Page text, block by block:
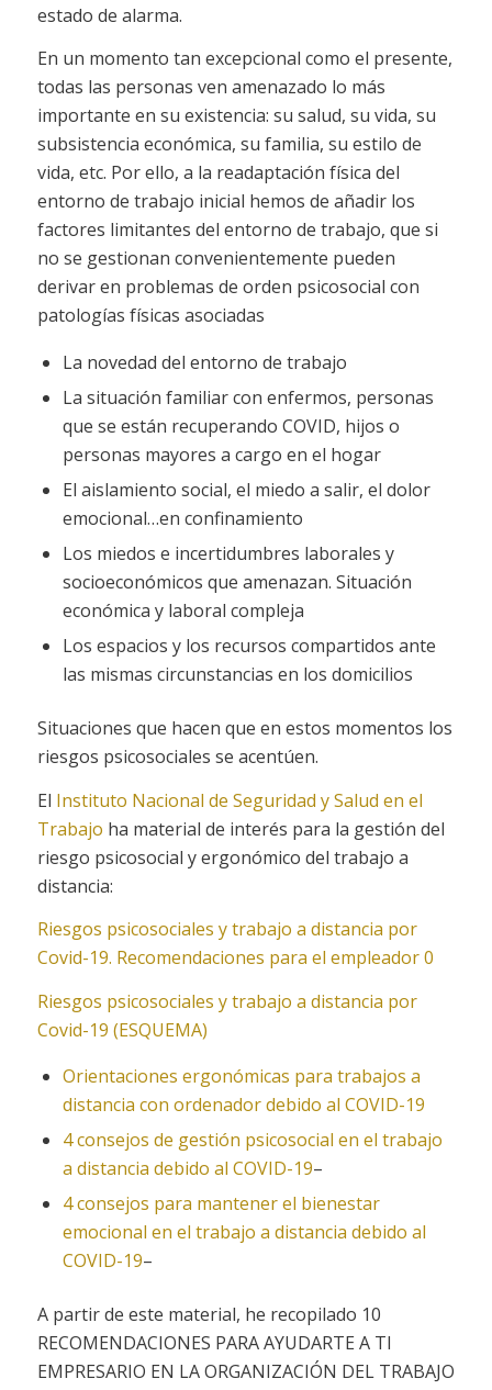
estado de alarma.
En un momento tan excepcional como el presente,
todas las personas ven amenazado lo más
importante en su existencia: su salud, su vida, su
subsistencia económica, su familia, su estilo de
vida, etc. Por ello, a la readaptación física del
entorno de trabajo inicial hemos de añadir los
factores limitantes del entorno de trabajo, que si
no se gestionan convenientemente pueden
derivar en problemas de orden psicosocial con
patologías físicas asociadas
La novedad del entorno de trabajo
La situación familiar con enfermos, personas
que se están recuperando COVID, hijos o
personas mayores a cargo en el hogar
El aislamiento social, el miedo a salir, el dolor
emocional…en confinamiento
Los miedos e incertidumbres laborales y
socioeconómicos que amenazan. Situación
económica y laboral compleja
Los espacios y los recursos compartidos ante
las mismas circunstancias en los domicilios
Situaciones que hacen que en estos momentos los
riesgos psicosociales se acentúen.
El Instituto Nacional de Seguridad y Salud en el
Trabajo ha material de interés para la gestión del
riesgo psicosocial y ergonómico del trabajo a
distancia:
Riesgos psicosociales y trabajo a distancia por
Covid-19. Recomendaciones para el empleador 0
Riesgos psicosociales y trabajo a distancia por
Covid-19 (ESQUEMA)
Orientaciones ergonómicas para trabajos a
distancia con ordenador debido al COVID-19
4 consejos de gestión psicosocial en el trabajo
a distancia debido al COVID-19–
4 consejos para mantener el bienestar
emocional en el trabajo a distancia debido al
COVID-19–
A partir de este material, he recopilado 10
RECOMENDACIONES PARA AYUDARTE A TI
EMPRESARIO EN LA ORGANIZACIÓN DEL TRABAJO